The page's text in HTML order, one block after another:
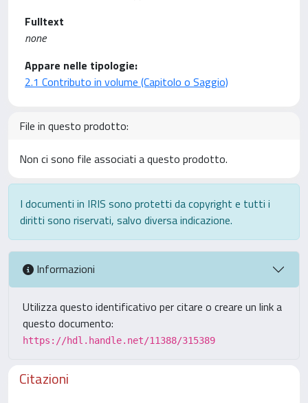
Fulltext
none
Appare nelle tipologie:
2.1 Contributo in volume (Capitolo o Saggio)
File in questo prodotto:
Non ci sono file associati a questo prodotto.
I documenti in IRIS sono protetti da copyright e tutti i
diritti sono riservati, salvo diversa indicazione.
Informazioni
Utilizza questo identificativo per citare o creare un link a
questo documento:
https://hdl.handle.net/11388/315389
Citazioni